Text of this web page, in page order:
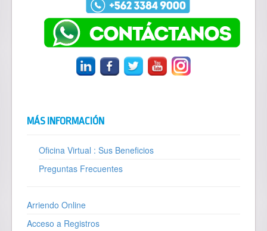
MÁS INFORMACIÓN
Oficina Virtual : Sus Beneficios
Preguntas Frecuentes
Arriendo Online
Acceso a Registros